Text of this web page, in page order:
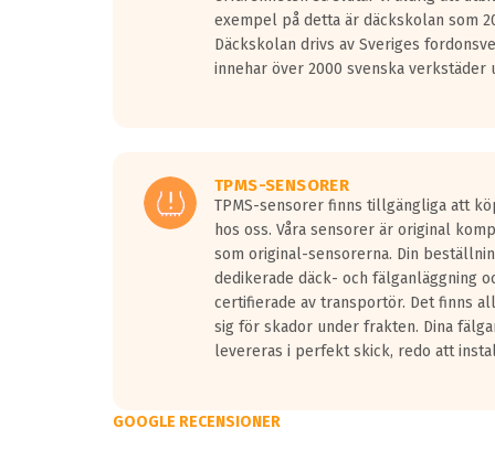
Vid körning i över 50km/h brukar
På däckmärkningen kommer det finnas en
medans de vita vågorna påvisar om det är ett tyst
Ett däck med tre svarta vågor uppnår de
exempel på detta är däckskolan som
Däckskolan drivs av Sveriges
innehar över 2000 svenska verkstäder
TPMS-SENSORER
TPMS-sensorer finns tillgängliga att
hos oss. Våra sensorer är original
som original-sensorerna. Din
dedikerade däck- och fälganläggning
certifierade av transportör. Det finns
sig för skador under frakten. Dina
levereras i perfekt skick, redo att
GOOGLE RECENSIONER